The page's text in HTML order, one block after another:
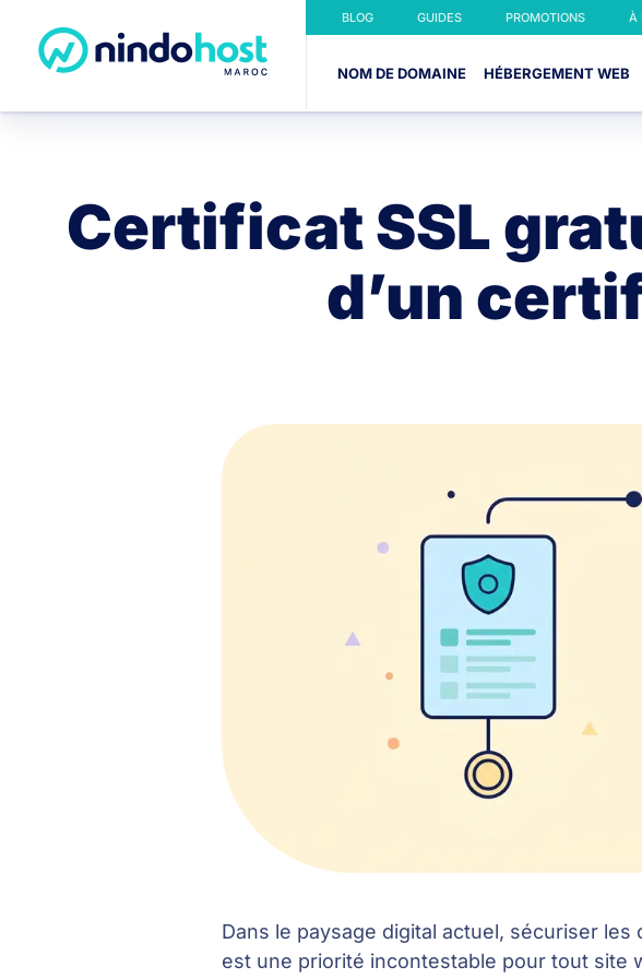
BLOG GUIDES PROMOTIONS À
NOM DE DOMAINE HÉBERGEMENT WEB
Certificat SSL
d’un
Dans le paysage digital actuel, sécuriser
est une priorité incontestable pour tout site